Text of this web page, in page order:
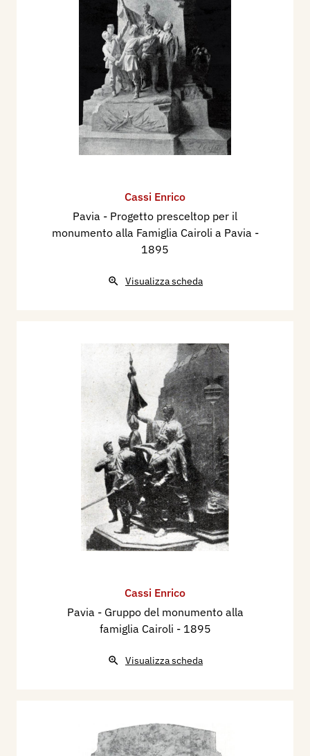
Cassi Enrico
Pavia - Progetto presceltop per il
monumento alla Famiglia Cairoli a Pavia -
1895
Visualizza scheda
Cassi Enrico
Pavia - Gruppo del monumento alla
famiglia Cairoli - 1895
Visualizza scheda